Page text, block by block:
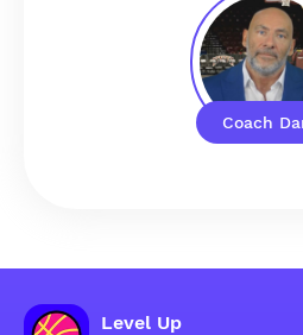
Coach
Level Up